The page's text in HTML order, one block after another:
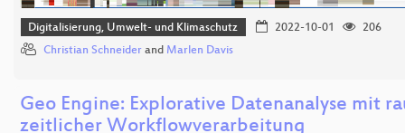
Digitalisierung, Umwelt- und Klimaschutz 2022-10-01
206
Christian Schneider and Marlen Davis
Geo Engine: Explorative Datenanalyse mit
zeitlicher Workflowverarbeitung